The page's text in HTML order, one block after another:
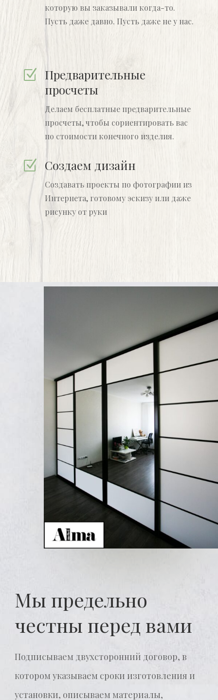
которую вы заказывали когда-то.
Пусть даже давно. Пусть даже не у нас.
Z Предварительные
просчеты
Делаем бесплатные предварительные
просчеты, чтобы сориентировать вас
по стоимости конечного изделия.
Z Создаем дизайн
Создавать проекты по фотографии из
Интернета, готовому эскизу или даже
рисунку от руки
Мы предельно
честны перед вами
Подписываем двухсторонний договор, в
котором указываем сроки изготовления и
установки, описываем материалы,